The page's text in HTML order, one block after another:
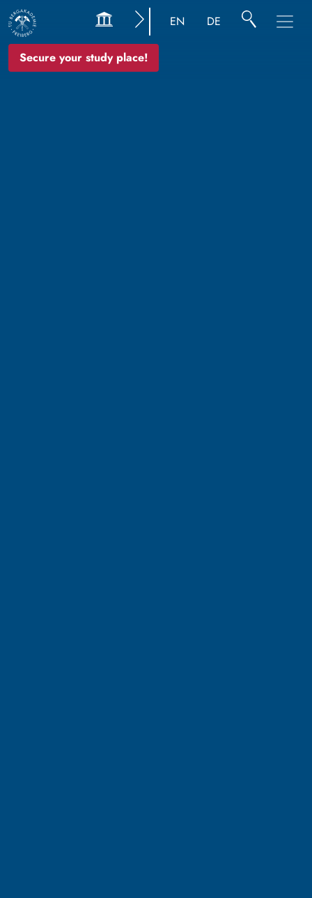
Secure your study place!
EN DE